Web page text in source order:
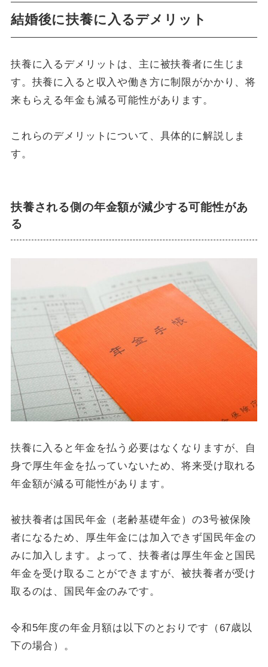
結婚後に扶養に入るデメリット
扶養に入るデメリットは、主に被扶養者に生じま
す。扶養に入ると収入や働き方に制限がかかり、将
来もらえる年金も減る可能性があります。
これらのデメリットについて、具体的に解説しま
す。
扶養される側の年金額が減少する可能性があ
る
扶養に入ると年金を払う必要はなくなりますが、自
身で厚生年金を払っていないため、将来受け取れる
年金額が減る可能性があります。
被扶養者は国民年金（老齢基礎年金）の3号被保険
者になるため、厚生年金には加入できず国民年金の
みに加入します。よって、扶養者は厚生年金と国民
年金を受け取ることができますが、被扶養者が受け
取るのは、国民年金のみです。
令和5年度の年金月額は以下のとおりです（67歳以
下の場合）。